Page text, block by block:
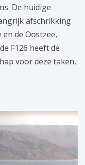
De huidige
afschrikking
de Oostzee,
F126 heeft de
voor deze taken,